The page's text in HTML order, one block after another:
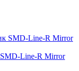
Line-R Mirror